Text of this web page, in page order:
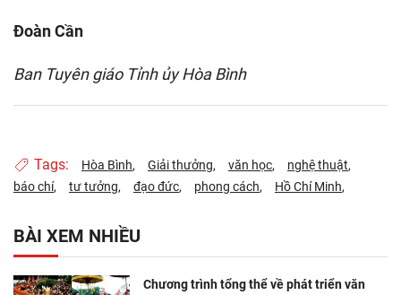
Đoàn Cần
Ban Tuyên giáo Tỉnh ủy Hòa Bình
Tags: Hòa Bình Giải thưởng văn học
nghệ thuật
báo chí
tư tưởng đạo đức phong cách Hồ Chí Minh
BÀI XEM NHIỀU
Chương trình tổng thể về phát triển văn